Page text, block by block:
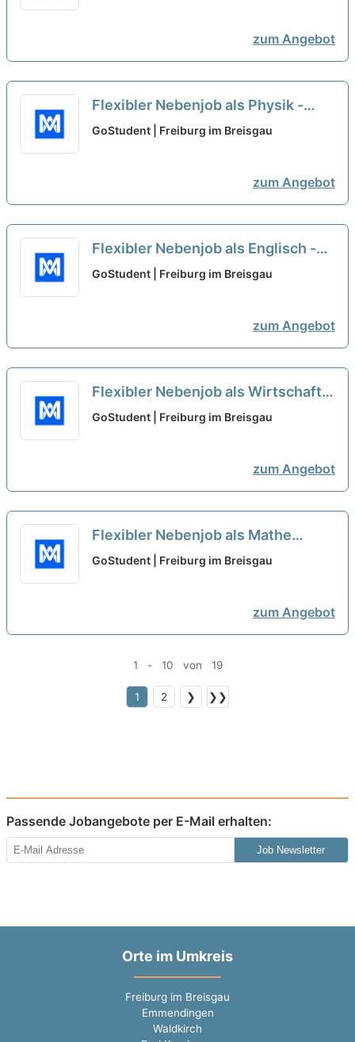
zum Angebot
Flexibler Nebenjob als Physik -
Nachhilfelehrer*in (w/m/d)
GoStudent | Freiburg im Breisgau
zum Angebot
Flexibler Nebenjob als Englisch -
Nachhilfelehrer*in (w/m/d)
GoStudent | Freiburg im Breisgau
zum Angebot
Flexibler Nebenjob als Wirtschaft -
Nachhilfelehrer*in (w/m/d)
GoStudent | Freiburg im Breisgau
zum Angebot
Flexibler Nebenjob als Mathe
Oberstufe - Nachhilfelehrer*in
GoStudent | Freiburg im Breisgau
zum Angebot
1 - 10 von 19
1 2 ❯ ❯❯
Passende Jobangebote per E-Mail erhalten:
Job Newsletter
Orte im Umkreis
Freiburg im Breisgau
Emmendingen
Waldkirch